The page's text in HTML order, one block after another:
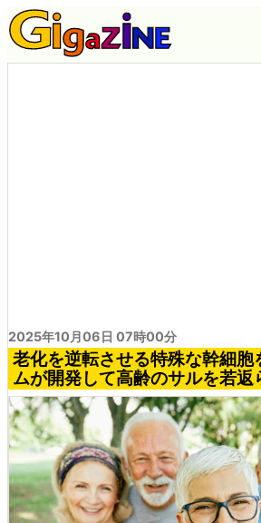
2025年10月06日 07時00分
老化を逆転させる特殊な幹細胞
ムが開発して高齢のサルを若返